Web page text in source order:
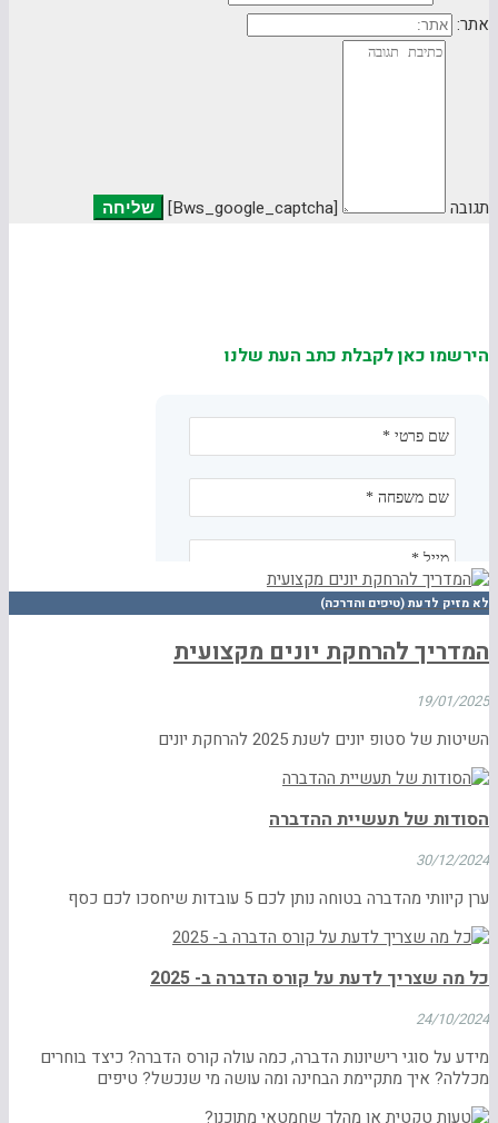
אתר:
תגובה [bws_google_captcha]
הירשמו כאן לקבלת כתב העת שלנו
לא מזיק לדעת (טיפים והדרכה)
המדריך להרחקת יונים מקצועית
19/01/2025
השיטות של סטופ יונים לשנת 2025 להרחקת יונים
הסודות של תעשיית ההדברה
30/12/2024
ערן קיוותי מהדברה בטוחה נותן לכם 5 עובדות שיחסכו לכם כסף
כל מה שצריך לדעת על קורס הדברה ב- 2025
24/10/2024
מידע על סוגי רישיונות הדברה, כמה עולה קורס הדברה? כיצד בוחרים
מכללה? איך מתקיימת הבחינה ומה עושה מי שנכשל? טיפים